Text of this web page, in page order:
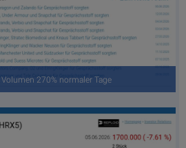
270% normaler Tage